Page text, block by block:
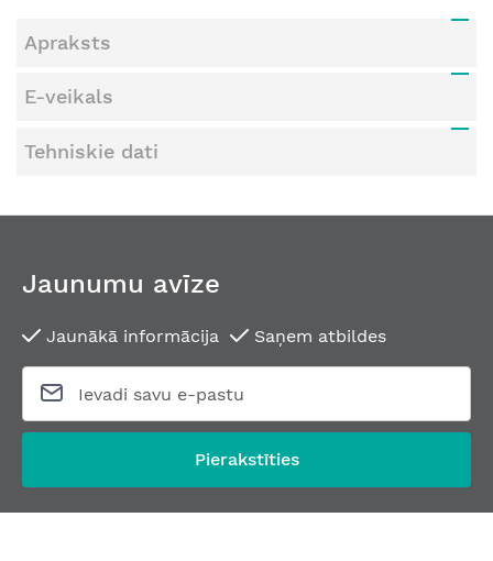
Apraksts
E-veikals
Tehniskie dati
Jaunumu avīze
Jaunākā informācija Saņem atbildes
Pierakstīties